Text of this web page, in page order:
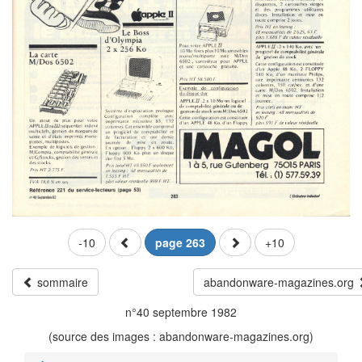
-10 page 263 +10
sommaire
abandonware-magazines.org
n°40 septembre 1982
(source des images : abandonware-magazines.org)